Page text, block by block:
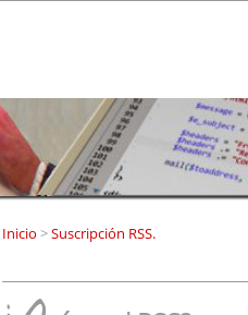
Inicio >Suscripción RSS.